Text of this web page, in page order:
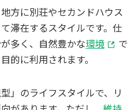
方に別荘やセカンドハウス
滞在するスタイルです。仕
多く、自然豊かな環境
で
的に利用されます。
」のライフスタイルで、リ